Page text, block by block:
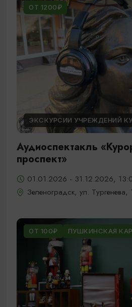
ОТ 1200₽
ЭКСКУРСИИ УЧРЕЖДЕНИЙ
Аудиоспектакль
проспект»
01.01.2026 - 31.12.2026,
Зеленоградск, ул. Тургенева,
ОТ 100₽ ПУШКИНСКАЯ